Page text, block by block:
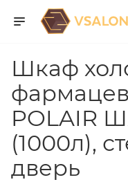
Шкаф
POLAIR
(1000л),
дверь